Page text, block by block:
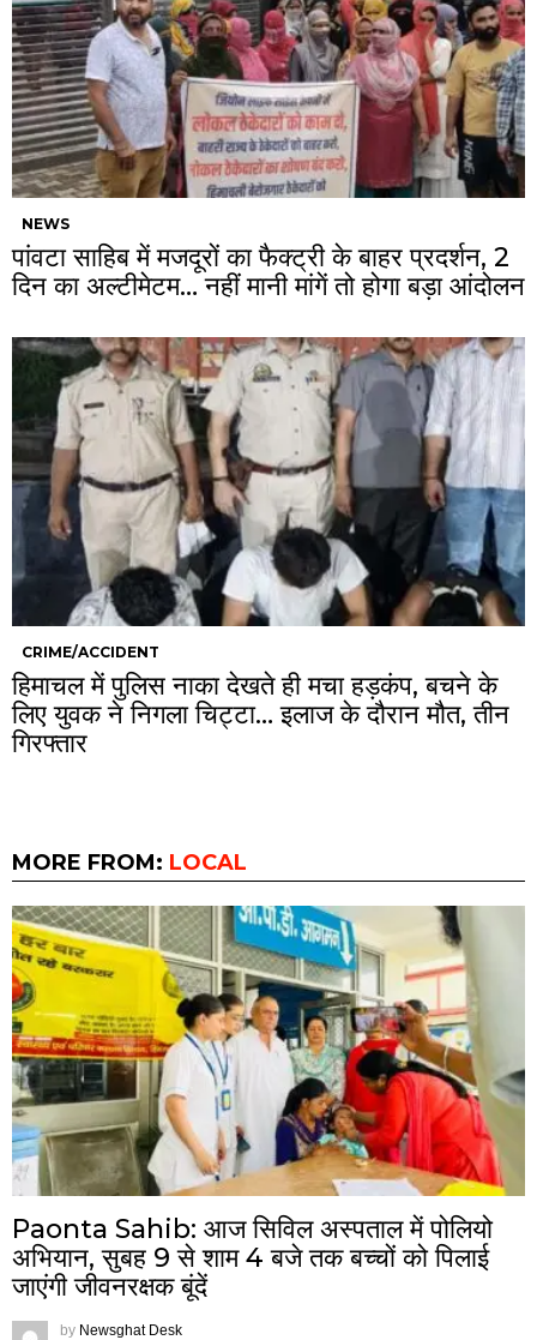
NEWS
पांवटा साहिब में मजदूरों का फैक्ट्री के बाहर प्रदर्शन, 2
दिन का अल्टीमेटम… नहीं मानी मांगें तो होगा बड़ा आंदोलन
CRIME/ACCIDENT
हिमाचल में पुलिस नाका देखते ही मचा हड़कंप, बचने के
लिए युवक ने निगला चिट्टा… इलाज के दौरान मौत, तीन
गिरफ्तार
MORE FROM: LOCAL
Paonta Sahib: आज सिविल अस्पताल में पोलियो
अभियान, सुबह 9 से शाम 4 बजे तक बच्चों को पिलाई
जाएंगी जीवनरक्षक बूंदें
by Newsghat Desk